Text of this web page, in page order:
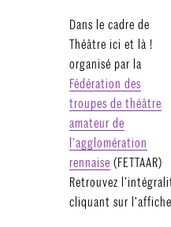
Dans le cadre de
Théâtre ici et là !
organisé par la
Fédération des
troupes de théâtre
amateur de
l’agglomération
rennaise (FETTAAR)
Retrouvez
cliquant sur